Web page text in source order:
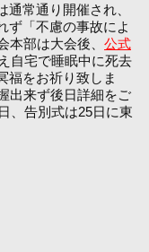
常通り開催され、
ず「不慮の事故によ
本部は大会後、 公式
自宅で睡眠中に死去
福をお祈り致しま
出来ず後日詳細をご
、告別式は25日に東